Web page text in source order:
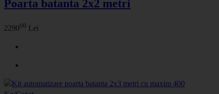
Poarta batanta 2x2 metri
229000 Lei